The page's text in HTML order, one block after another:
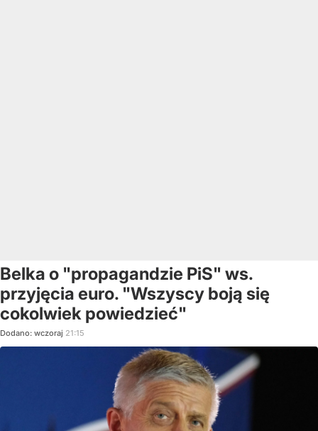
Belka o "propagandzie PiS" ws.
przyjęcia euro. "Wszyscy boją się
cokolwiek powiedzieć"
Dodano: wczoraj 21:15